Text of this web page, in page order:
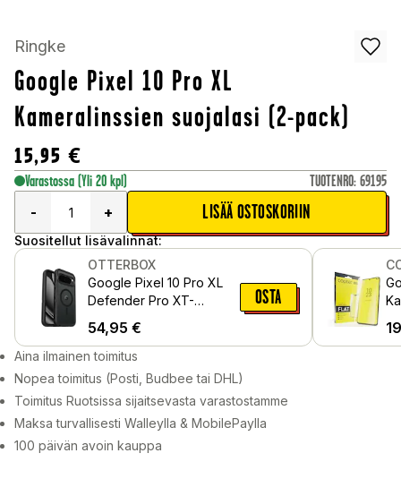
Ringke
Google Pixel 10 Pro XL
Kameralinssien suojalasi (2-pack)
15,95 €
Varastossa (Yli 20 kpl) TUOTENRO: 69195
-
+ LISÄÄ OSTOSKORIIN
Suositellut lisävalinnat:
OTTERBOX
Google Pixel 10 Pro XL
Defender Pro XT-
Musta/läpinäkyvä
54,95 €
OSTA
Aina ilmainen toimitus
Nopea toimitus (Posti, Budbee tai DHL)
Toimitus Ruotsissa sijaitsevasta varastostamme
Maksa turvallisesti Walleylla & MobilePaylla
100 päivän avoin kauppa